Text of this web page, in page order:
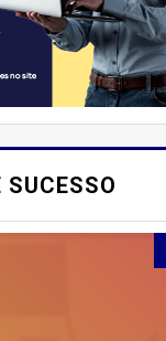
SUCESSO
VOCÊ JÁ